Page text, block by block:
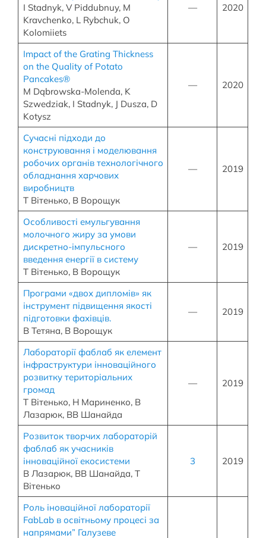
I Stadnyk, V Piddubnuy, M
Kravchenko, L Rybchuk, O
Kolomiiets
— 2020
Impact of the Grating Thickness
on the Quality of Potato
Pancakes®
M Dąbrowska-Molenda, K
Szwedziak, I Stadnyk, J Dusza, D
Kotysz
— 2020
Сучасні підходи до
конструювання і моделювання
робочих органів технологічного
обладнання харчових
виробництв
Т Вітенько, В Ворощук
— 2019
Особливості емульгування
молочного жиру за умови
дискретно-імпульсного
введення енергії в систему
Т Вітенько, В Ворощук
— 2019
Програми «двох дипломів» як
інструмент підвищення якості
підготовки фахівців.
В Тетяна, В Ворощук
— 2019
Лабораторії фаблаб як елемент
інфраструктури інноваційного
розвитку територіальних
громад
Т Вітенько, Н Мариненко, В
Лазарюк, ВВ Шанайда
— 2019
Розвиток творчих лабораторій
фаблаб як учасників
інноваційної екосистеми
В Лазарюк, ВВ Шанайда, Т
Вітенько
3 2019
Роль іноваційної лабораторії
FabLab в освітньому процесі за
напрямами” Галузеве